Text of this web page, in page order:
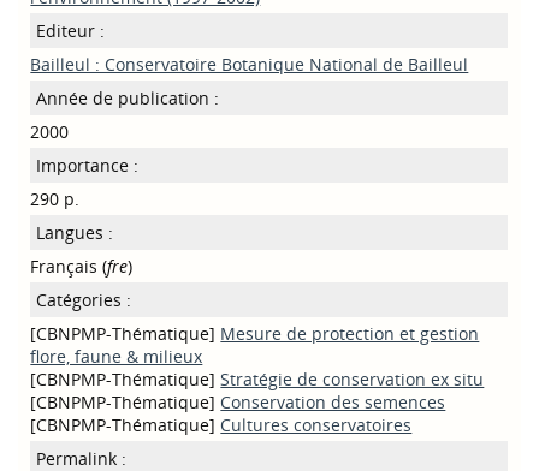
Editeur :
Bailleul : Conservatoire Botanique National de Bailleul
Année de publication :
2000
Importance :
290 p.
Langues :
Français (fre)
Catégories :
[CBNPMP-Thématique] Mesure de protection et gestion
flore, faune & milieux
[CBNPMP-Thématique]Stratégie de conservation ex situ
[CBNPMP-Thématique] Conservation des semences
[CBNPMP-Thématique] Cultures conservatoires
Permalink :